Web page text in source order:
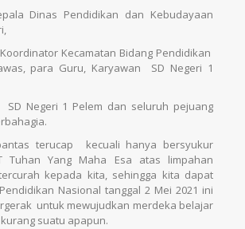
Dinas Pendidikan dan Kebudayaan
Kecamatan Bidang Pendidikan
para Guru, Karyawan SD Negeri 1
Negeri 1 Pelem dan seluruh pejuang
terucap kecuali hanya bersyukur
Tuhan Yang Maha Esa atas limpahan
kepada kita, sehingga kita dapat
Nasional tanggal 2 Mei 2021 ini
untuk mewujudkan merdeka belajar
suatu apapun.